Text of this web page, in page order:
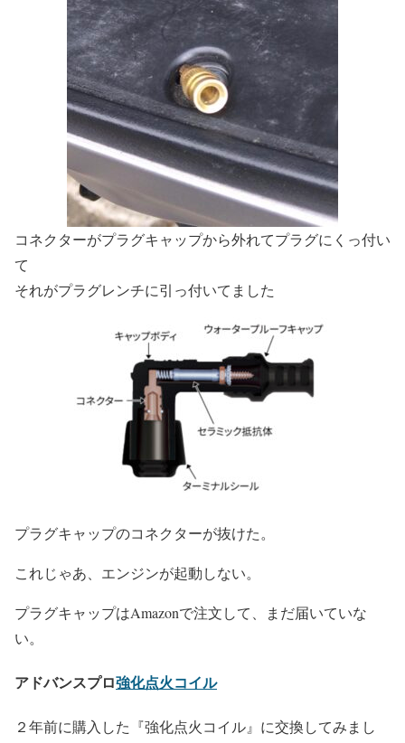
コネクターがプラグキャップから外れてプラグにくっ付い
て
それがプラグレンチに引っ付いてました
プラグキャップのコネクターが抜けた。
これじゃあ、エンジンが起動しない。
プラグキャップはAmazonで注文して、まだ届いていな
い。
アドバンスプロ強化点火コイル
２年前に購入した『強化点火コイル』に交換してみまし